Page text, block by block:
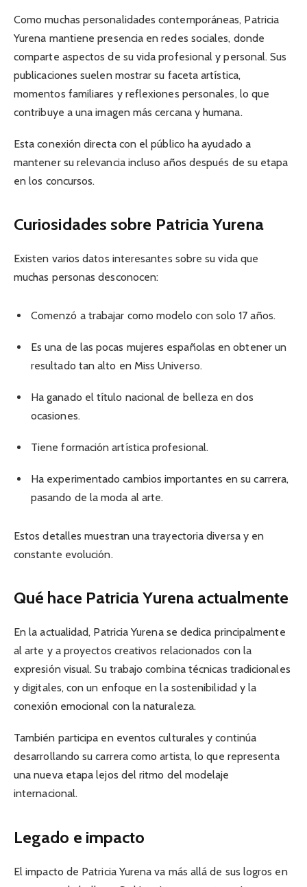
Como muchas personalidades contemporáneas, Patricia
Yurena mantiene presencia en redes sociales, donde
comparte aspectos de su vida profesional y personal. Sus
publicaciones suelen mostrar su faceta artística,
momentos familiares y reflexiones personales, lo que
contribuye a una imagen más cercana y humana.
Esta conexión directa con el público ha ayudado a
mantener su relevancia incluso años después de su etapa
en los concursos.
Curiosidades sobre Patricia Yurena
Existen varios datos interesantes sobre su vida que
muchas personas desconocen:
Comenzó a trabajar como modelo con solo 17 años.
Es una de las pocas mujeres españolas en obtener un
resultado tan alto en Miss Universo.
Ha ganado el título nacional de belleza en dos
ocasiones.
Tiene formación artística profesional.
Ha experimentado cambios importantes en su carrera,
pasando de la moda al arte.
Estos detalles muestran una trayectoria diversa y en
constante evolución.
Qué hace Patricia Yurena actualmente
En la actualidad, Patricia Yurena se dedica principalmente
al arte y a proyectos creativos relacionados con la
expresión visual. Su trabajo combina técnicas tradicionales
y digitales, con un enfoque en la sostenibilidad y la
conexión emocional con la naturaleza.
También participa en eventos culturales y continúa
desarrollando su carrera como artista, lo que representa
una nueva etapa lejos del ritmo del modelaje
internacional.
Legado e impacto
El impacto de Patricia Yurena va más allá de sus logros en